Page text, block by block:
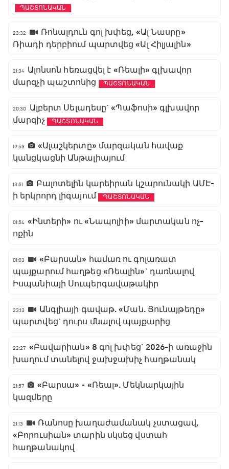
ՊԱՇՏՈՆԱԿԱՆ
23:32
Ռոնալդուն գոլ խփեց, «Ալ Նասրը»
Ռիադի դերբիում պարտվեց «Ալ Հիլյալին»
21:34 Ալոնսոն հեռացվել է «Ռեալի» գլխավոր
մարզչի պաշտոնից
ՊԱՇՏՈՆԱԿԱՆ
20:30
Ալբերտ Սելադեսը` «Պաֆոսի» գլխավոր
մարզիչ
ՊԱՇՏՈՆԱԿԱՆ
19:53
«Ալաշկերտը» մարզական հավաք
կանցկացնի Անթալիայում
13:51
Բալոտելին կարեիրան կշարունակի ԱՄԷ-
ի երկրորդ լիգայում
ՊԱՇՏՈՆԱԿԱՆ
01:54 «Ինտերի» ու «Նապոլիի» մարտական ոչ-
ոքին
01:03
«Բարսան» համառ ու գոլառատ
պայքարում հաղթեց «Ռեալին»` դառնալով
Իսպանիայի Սուպերգավաթակիր
23:13
Անգլիայի գավաթ. «Ման. Յունայթեդը»
պարտվեց` դուրս մնալով պայքարից
22:27 «Բավարիան» 8 գոլ խփեց` 2026-ի առաջին
խաղում տանելով ջախջախիչ հաղթանակ
21:57
«Բարսա» - «Ռեալ». Մեկնարկային
կազմերը
21:13
Ռանոսը խաղաժամանակ չստացավ,
«Բորուսիան» տարին սկսեց վստահ
հաղթանակով